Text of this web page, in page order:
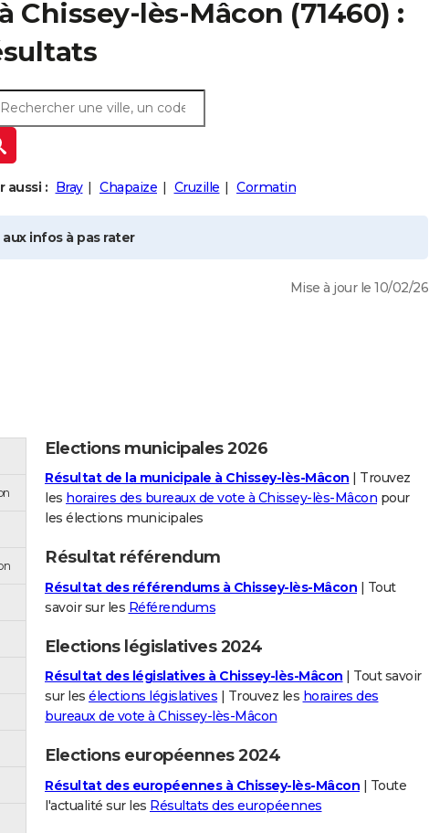
Chissey-lès-Mâcon (71460) :
aussi : Bray Chapaize Cruzille Cormatin
infos à pas rater
Mise à jour le 10/02/26
Elections municipales 2026
Résultat de la municipale à Chissey-lès-Mâcon | Trouvez
les horaires des bureaux de vote à Chissey-lès-Mâcon pour
les élections municipales
Résultat référendum
Résultat des référendums à Chissey-lès-Mâcon | Tout
savoir sur les Référendums
Elections législatives 2024
Résultat des législatives à Chissey-lès-Mâcon | Tout savoir
sur les élections législatives | Trouvez les horaires des
bureaux de vote à Chissey-lès-Mâcon
Elections européennes 2024
Résultat des européennes à Chissey-lès-Mâcon | Toute
l'actualité sur les Résultats des européennes